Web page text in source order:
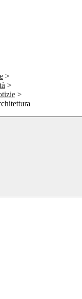
>
>
>